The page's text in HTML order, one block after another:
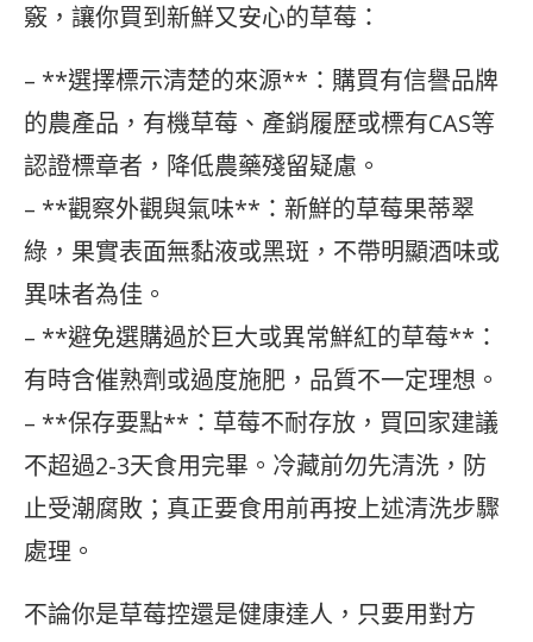
竅，讓你買到新鮮又安心的草莓：
– **選擇標示清楚的來源**：購買有信譽品牌
的農產品，有機草莓、產銷履歷或標有CAS等
認證標章者，降低農藥殘留疑慮。
– **觀察外觀與氣味**：新鮮的草莓果蒂翠
綠，果實表面無黏液或黑斑，不帶明顯酒味或
異味者為佳。
– **避免選購過於巨大或異常鮮紅的草莓**：
有時含催熟劑或過度施肥，品質不一定理想。
– **保存要點**：草莓不耐存放，買回家建議
不超過2-3天食用完畢。冷藏前勿先清洗，防
止受潮腐敗；真正要食用前再按上述清洗步驟
處理。
不論你是草莓控還是健康達人，只要用對方